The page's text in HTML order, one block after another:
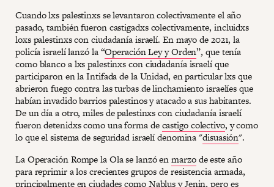
Cuando lxs palestinxs se levantaron colectivamente el año
pasado, también fueron castigadxs colectivamente, incluidxs
loxs palestinxs con ciudadanía israelí. En mayo de 2021, la
policía israelí lanzó la “Operación Ley y Orden”, que tenía
como blanco a lxs palestinxs con ciudadanía israelí que
participaron en la Intifada de la Unidad, en particular lxs que
abrieron fuego contra las turbas de linchamiento israelíes que
habían invadido barrios palestinos y atacado a sus habitantes.
De un día a otro, miles de palestinxs con ciudadanía israelí
fueron detenidxs como una forma decastigo colectivo, y como
lo que el sistema de seguridad israelí denomina "disuasión".
La Operación Rompe la Ola se lanzó enmarzode este año
para reprimir a los crecientes grupos de resistencia armada,
principalmente en ciudades como Nablus y Jenin, pero es